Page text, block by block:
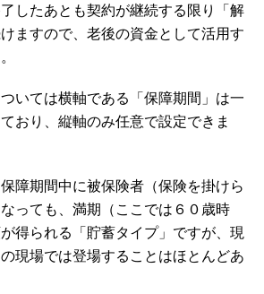
したあとも契約が継続する限り「解
ますので、老後の資金として活用す
いては横軸である「保障期間」は一
おり、縦軸のみ任意で設定できま
障期間中に被保険者（保険を掛けら
っても、満期（ここでは６０歳時
得られる「貯蓄タイプ」ですが、現
現場では登場することはほとんどあ